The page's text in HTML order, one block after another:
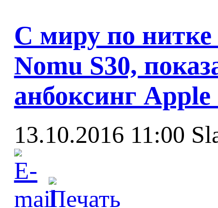
С миру по
Nomu S30,
анбоксинг
13.10.2016 11:00